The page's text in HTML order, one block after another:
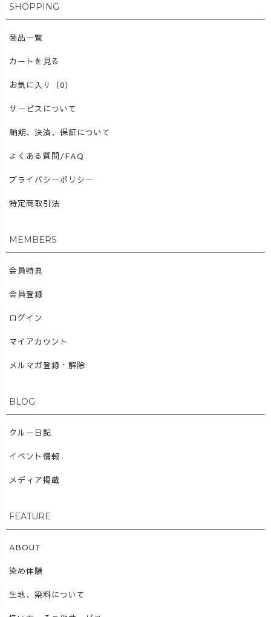
SHOPPING
商品一覧
カートを見る
お気に入り（0）
サービスについて
納期、決済、保証について
よくある質問/FAQ
プライバシーポリシー
特定商取引法
MEMBERS
会員特典
会員登録
ログイン
マイアカウント
メルマガ登録・解除
BLOG
クルー日記
イベント情報
メディア掲載
FEATURE
ABOUT
染め体験
生地、染料について